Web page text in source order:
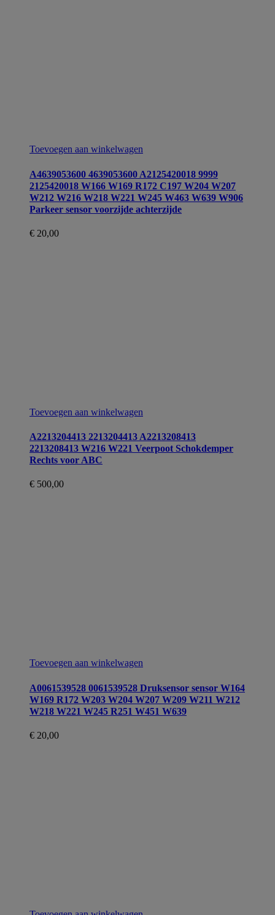
Toevoegen aan winkelwagen
A4639053600 4639053600 A2125420018 9999
2125420018 W166 W169 R172 C197 W204 W207
W212 W216 W218 W221 W245 W463 W639 W906
Parkeer sensor voorzijde achterzijde
€ 20,00
Toevoegen aan winkelwagen
A2213204413 2213204413 A2213208413
2213208413 W216 W221 Veerpoot Schokdemper
Rechts voor ABC
€ 500,00
Toevoegen aan winkelwagen
A0061539528 0061539528 Druksensor sensor W164
W169 R172 W203 W204 W207 W209 W211 W212
W218 W221 W245 R251 W451 W639
€ 20,00